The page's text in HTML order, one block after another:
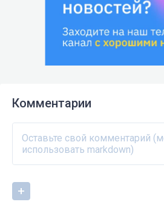
Комментарии